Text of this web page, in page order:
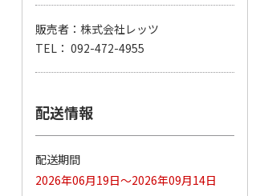
ポムポムプリン30th
令和八年七月場所
販売者：株式会社レッツ
TEL： 092-472-4955
配送情報
配送期間
2026年06月19日～2026年09月14日